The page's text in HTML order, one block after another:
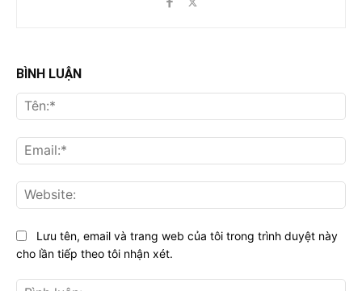
BÌNH LUẬN
Lưu tên, email và trang web của tôi trong trình duyệt này
cho lần tiếp theo tôi nhận xét.